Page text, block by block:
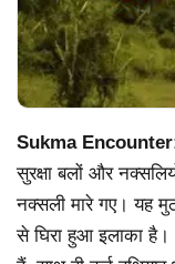
Sukma
सुरक्षा बलों और
नक्सली मारे गए। यह
से घिरा हुआ इलाका